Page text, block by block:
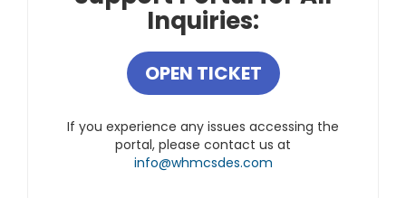
Inquiries:
OPEN TICKET
If you experience any issues accessing the
portal, please contact us at
info@whmcsdes.com